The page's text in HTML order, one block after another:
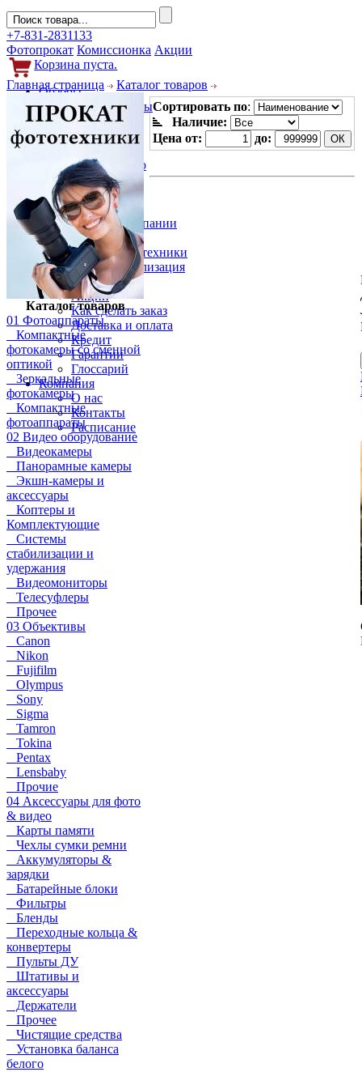
+7-831-2831133
Фотопрокат Комиссионка Акции
Корзина пуста.
Обзоры
Фотоаппараты
Объективы
Фильтры
Фото и видео
Гаджеты
Аксессуары
Слухи
Новости компании
Услуги
Прокат фототехники
Выкуп и реализация
Покупателям
Акции
Как сделать заказ
Доставка и оплата
Кредит
Гарантии
Глоссарий
Компания
О нас
Контакты
Расписание
Главная страница Каталог товаров
Каталог товаров
01 Фотоаппараты
Компактные
фотокамеры со сменной
оптикой
Зеркальные
фотокамеры
Компактные
фотоаппараты
02 Видео оборудование
Видеокамеры
Панорамные камеры
Экшн-камеры и
аксессуары
Коптеры и
Комплектующие
Системы
стабилизации и
удержания
Видеомониторы
Телесуфлеры
Прочее
03 Объективы
Canon
Nikon
Fujifilm
Olympus
Sony
Sigma
Tamron
Tokina
Pentax
Lensbaby
Прочие
04 Аксессуары для фото
& видео
Карты памяти
Чехлы сумки ремни
Аккумуляторы &
зарядки
Батарейные блоки
Фильтры
Бленды
Переходные кольца &
конвертеры
Пульты ДУ
Штативы и
аксессуары
Держатели
Прочее
Чистящие средства
Установка баланса
белого
Сортировать по:
Наличие:
Цена от:
до: